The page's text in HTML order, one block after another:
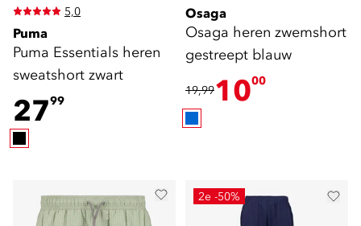
5,0
Puma
Puma Essentials heren
sweatshort zwart
2799
Osaga
Osaga heren zwemshort
gestreept blauw
19,991000
2e -50%